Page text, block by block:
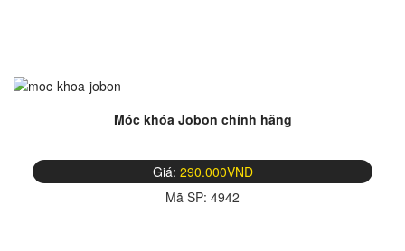
Móc khóa Jobon chính hãng
Giá: 290.000VNĐ
Mã SP: 4942